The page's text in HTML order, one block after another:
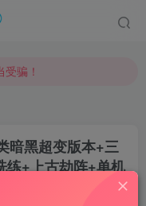
本站一律禁止以任何方式发布或转载任何违法的相关信息，访客发现请向站长举报
骗！
暗黑超变版本+三
练+上古劫阵+单机